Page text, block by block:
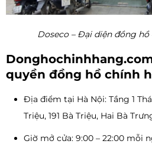
Doseco – Đại diện đồng
quyền đồng hồ chính
Địa điểm tại Hà Nội: Tầng 1
Triệu, 191 Bà Triệu, Hai Bà
Giờ mở cửa: 9:00 – 22:00 mỗi